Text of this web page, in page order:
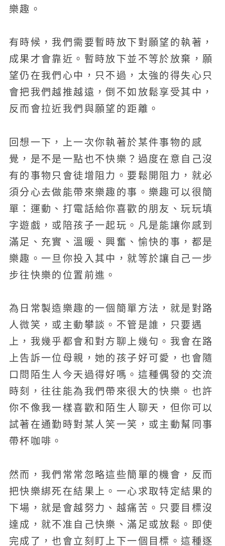
樂趣。
有時候，我們需要暫時放下對願望的執著，
成果才會靠近。暫時放下並不等於放棄，願
望仍在我們心中，只不過，太強的得失心只
會把我們越推越遠，倒不如放鬆享受其中，
反而會拉近我們與願望的距離。
回想一下，上一次你執著於某件事物的感
覺，是不是一點也不快樂？過度在意自己沒
有的事物只會徒增阻力。要鬆開阻力，就必
須分心去做能帶來樂趣的事。樂趣可以很簡
單：運動、打電話給你喜歡的朋友、玩玩填
字遊戲，或陪孩子一起玩。凡是能讓你感到
滿足、充實、溫暖、興奮、愉快的事，都是
樂趣。一旦你投入其中，就等於讓自己一步
步往快樂的位置前進。
為日常製造樂趣的一個簡單方法，就是對路
人微笑，或主動攀談。不管是誰，只要遇
上，我幾乎都會和對方聊上幾句。我會在路
上告訴一位母親，她的孩子好可愛，也會隨
口問陌生人今天過得好嗎。這種偶發的交流
時刻，往往能為我們帶來很大的快樂。也許
你不像我一樣喜歡和陌生人聊天，但你可以
試著在通勤時對某人笑一笑，或主動幫同事
帶杯咖啡。
然而，我們常常忽略這些簡單的機會，反而
把快樂綁死在結果上。一心求取特定結果的
下場，就是會越努力、越痛苦。只要目標沒
達成，就不准自己快樂、滿足或放鬆。即使
完成了，也會立刻盯上下一個目標。這種逐